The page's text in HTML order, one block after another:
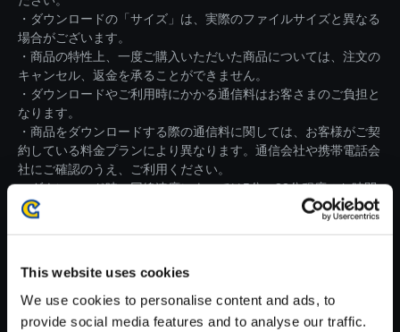
This website uses cookies
We use cookies to personalise content and ads, to
provide social media features and to analyse our traffic.
・ダウンロードの「サイズ」は、実際のファイルサイズと異なる
場合がございます。
・商品の特性上、一度ご購入いただいた商品については、注文の
キャンセル、返金を承ることができません。
・ダウンロードやご利用時にかかる通信料はお客さまのご負担と
なります。
・商品をダウンロードする際の通信料に関しては、お客様がご契
約している料金プランにより異なります。通信会社や携帯電話会
社にご確認のうえ、ご利用ください。
・ダウンロード時、回線速度によっては5分～83分程度のお時間
がかかる場合がございます。
※ご購入いただいたファイルのダウンロードの際には、通信環境